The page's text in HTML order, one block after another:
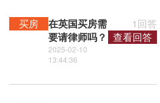
买房
在英国买房需
要请律师吗？
2025-02-10
13:44:36
1回答
查看回答